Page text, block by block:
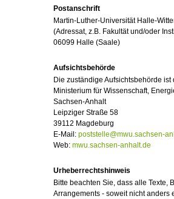
Postanschrift
Martin-Luther-Universität Halle-
(Adressat, z.B. Fakultät und/oder
06099 Halle (Saale)
Aufsichtsbehörde
Die zuständige Aufsichtsbehörde ist
Ministerium für Wissenschaft,
Sachsen-Anhalt
Leipziger Straße 58
39112 Magdeburg
E-Mail: poststelle@mwu.sachsen-
Web: mwu.sachsen-anhalt.de
Urheberrechtshinweis
Bitte beachten Sie, dass alle Texte,
Arrangements - soweit nicht anders